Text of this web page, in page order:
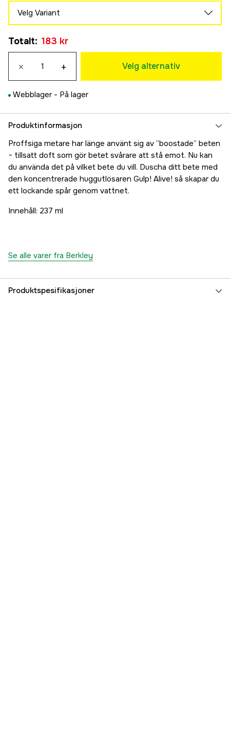
Velg Variant
183 kr
Herring (strömming)
183 kr
183 kr
Midlertidig utsolgt
Minnow (betesfisk)
183 kr
Nightcrawler mask
Totalt: 183 kr
× + Velg alternativ
Webblager - På lager
Produktinformasjon
Proffsiga metare har länge använt sig av ”boostade” beten
− tillsatt doft som gör betet svårare att stå emot. Nu kan
du använda det på vilket bete du vill. Duscha ditt bete med
den koncentrerade huggutlösaren Gulp! Alive! så skapar du
ett lockande spår genom vattnet.
Innehåll: 237 ml
Se alle varer fra Berkley
Produktspesifikasjoner